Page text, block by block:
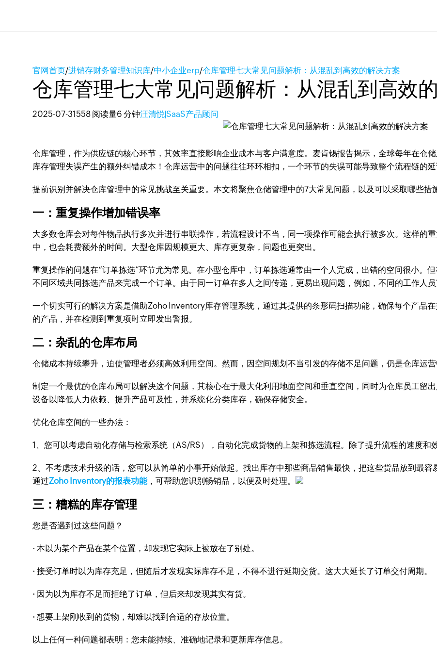
官网首页/进销存财务管理知识库/中小企业erp/仓库管理七大常见问题解析：从混乱到高效的解决方案
仓库管理七大常见问题解析：从混乱到高效
2025-07-31 558 阅读量6 分钟汪清悦|SaaS产品顾问
仓库管理，作为供应链的核心环节，其效率直接影响企业成本与客户满意度。麦肯锡报告揭示，全球每年在仓
库存管理失误产生的额外纠错成本！仓库运营中的问题往往环环相扣，一个环节的失误可能导致整个流程链的
提前识别并解决仓库管理中的常见挑战至关重要。本文将聚焦仓储管理中的7大常见问题，以及可以采取哪些措
一：重复操作增加错误率
大多数仓库会对每件物品执行多次并进行串联操作，若流程设计不当，同一项操作可能会执行被多次。这样的
中，也会耗费额外的时间。大型仓库因规模更大、库存更复杂，问题也更突出。
重复操作的问题在“订单拣选”环节尤为常见。在小型仓库中，订单拣选通常由一个人完成，出错的空间很小。
不同区域共同拣选产品来完成一个订单。由于同一订单在多人之间传递，更易出现问题，例如，不同的工作人员
一个切实可行的解决方案是借助Zoho Inventory库存管理系统，通过其提供的条形码扫描功能，确保每个产品
的产品，并在检测到重复项时立即发出警报。
二：杂乱的仓库布局
仓储成本持续攀升，迫使管理者必须高效利用空间。然而，因空间规划不当引发的存储不足问题，仍是仓库运营
制定一个最优的仓库布局可以解决这个问题，其核心在于最大化利用地面空间和垂直空间，同时为仓库员工留
设备以降低人力依赖、提升产品可及性，并系统化分类库存，确保存储安全。
优化仓库空间的一些办法：
1、您可以考虑自动化存储与检索系统（AS/RS），自动化完成货物的上架和拣选流程。除了提升流程的速度和
2、不考虑技术升级的话，您可以从简单的小事开始做起。找出库存中那些商品销售最快，把这些货品放到最容
通过Zoho Inventory的报表功能，可帮助您识别畅销品，以便及时处理。​
三：糟糕的库存管理
您是否遇到过这些问题？
· 本以为某个产品在某个位置，却发现它实际上被放在了别处。
· 接受订单时以为库存充足，但随后才发现实际库存不足，不得不进行延期交货。这大大延长了订单交付周期。
· 因为以为库存不足而拒绝了订单，但后来却发现其实有货。
· 想要上架刚收到的货物，却难以找到合适的存放位置。
以上任何一种问题都表明：您未能持续、准确地记录和更新库存信息。